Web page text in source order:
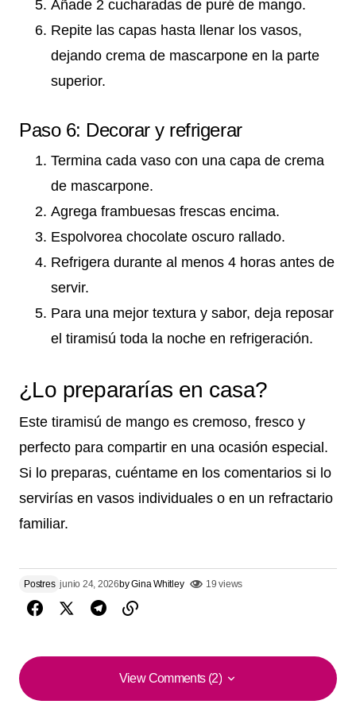
Añade 2 cucharadas de puré de mango.
Repite las capas hasta llenar los vasos,
dejando crema de mascarpone en la parte
superior.
Paso 6: Decorar y refrigerar
Termina cada vaso con una capa de crema
de mascarpone.
Agrega frambuesas frescas encima.
Espolvorea chocolate oscuro rallado.
Refrigera durante al menos 4 horas antes de
servir.
Para una mejor textura y sabor, deja reposar
el tiramisú toda la noche en refrigeración.
¿Lo prepararías en casa?
Este tiramisú de mango es cremoso, fresco y
perfecto para compartir en una ocasión especial.
Si lo preparas, cuéntame en los comentarios si lo
servirías en vasos individuales o en un refractario
familiar.
Postres junio 24, 2026byGina Whitley 19 views
View Comments (2)
View Comments (2)